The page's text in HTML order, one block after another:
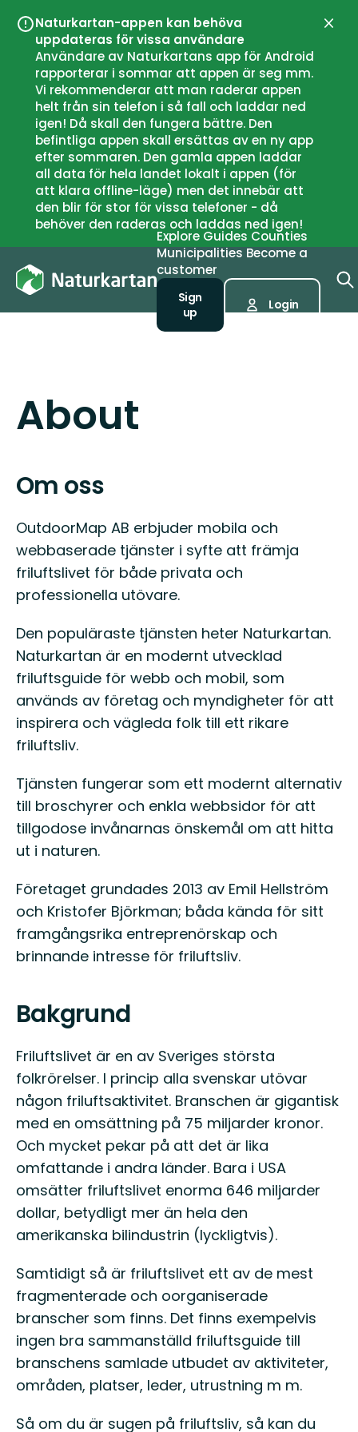
Naturkartan-appen kan behöva
uppdateras för vissa användare
Användare av Naturkartans app för Android
rapporterar i sommar att appen är seg mm.
Vi rekommenderar att man raderar appen
helt från sin telefon i så fall och laddar ned
igen! Då skall den fungera bättre. Den
befintliga appen skall ersättas av en ny app
efter sommaren. Den gamla appen laddar
all data för hela landet lokalt i appen (för
att klara offline-läge) men det innebär att
den blir för stor för vissa telefoner - då
behöver den raderas och laddas ned igen!
Close
Explore Guides Counties
Municipalities Become a
customer
Sign
up
Login
About
Om oss
OutdoorMap AB erbjuder mobila och
webbaserade tjänster i syfte att främja
friluftslivet för både privata och
professionella utövare.
Den populäraste tjänsten heter Naturkartan.
Naturkartan är en modernt utvecklad
friluftsguide för webb och mobil, som
används av företag och myndigheter för att
inspirera och vägleda folk till ett rikare
friluftsliv.
Tjänsten fungerar som ett modernt alternativ
till broschyrer och enkla webbsidor för att
tillgodose invånarnas önskemål om att hitta
ut i naturen.
Företaget grundades 2013 av Emil Hellström
och Kristofer Björkman; båda kända för sitt
framgångsrika entreprenörskap och
brinnande intresse för friluftsliv.
Bakgrund
Friluftslivet är en av Sveriges största
folkrörelser. I princip alla svenskar utövar
någon friluftsaktivitet. Branschen är gigantisk
med en omsättning på 75 miljarder kronor.
Och mycket pekar på att det är lika
omfattande i andra länder. Bara i USA
omsätter friluftslivet enorma 646 miljarder
dollar, betydligt mer än hela den
amerikanska bilindustrin (lyckligtvis).
Samtidigt så är friluftslivet ett av de mest
fragmenterade och oorganiserade
branscher som finns. Det finns exempelvis
ingen bra sammanställd friluftsguide till
branschens samlade utbudet av aktiviteter,
områden, platser, leder, utrustning m m.
Så om du är sugen på friluftsliv, så kan du